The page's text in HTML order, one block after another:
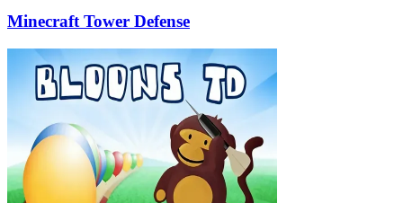
Minecraft Tower Defense